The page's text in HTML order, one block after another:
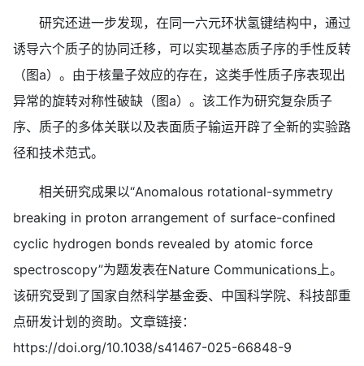
研究还进一步发现，在同一六元环状氢键结构中，通过
诱导六个质子的协同迁移，可以实现基态质子序的手性反转
（图a）。由于核量子效应的存在，这类手性质子序表现出
异常的旋转对称性破缺（图a）。该工作为研究复杂质子
序、质子的多体关联以及表面质子输运开辟了全新的实验路
径和技术范式。
相关研究成果以“Anomalous rotational-symmetry
breaking in proton arrangement of surface-confined
cyclic hydrogen bonds revealed by atomic force
spectroscopy”为题发表在Nature Communications上。
该研究受到了国家自然科学基金委、中国科学院、科技部重
点研发计划的资助。文章链接：
https://doi.org/10.1038/s41467-025-66848-9